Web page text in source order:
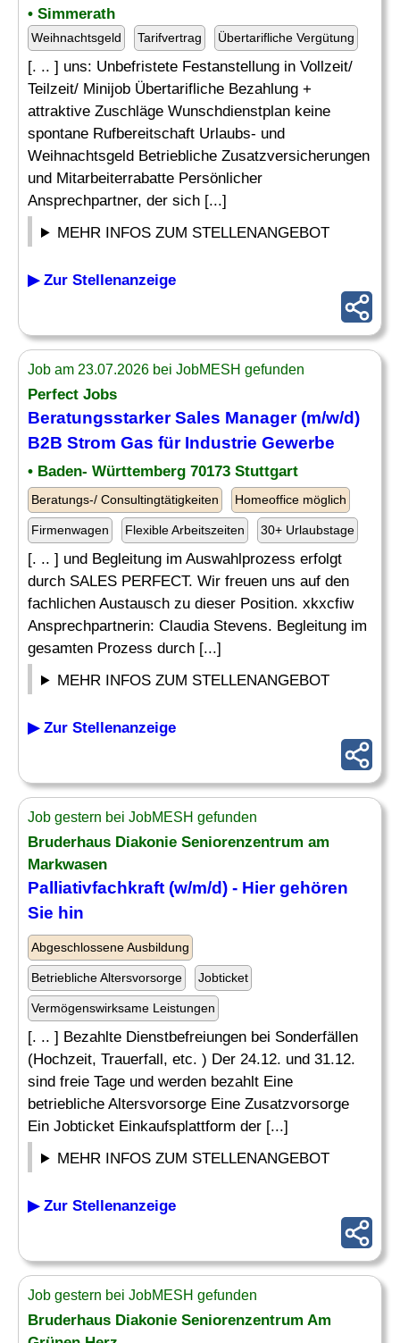
• Simmerath
Weihnachtsgeld Tarifvertrag Übertarifliche Vergütung
[. .. ] uns: Unbefristete Festanstellung in Vollzeit/
Teilzeit/ Minijob Übertarifliche Bezahlung +
attraktive Zuschläge Wunschdienstplan keine
spontane Rufbereitschaft Urlaubs- und
Weihnachtsgeld Betriebliche Zusatzversicherungen
und Mitarbeiterrabatte Persönlicher
Ansprechpartner, der sich [...]
MEHR INFOS ZUM STELLENANGEBOT
▶ Zur Stellenanzeige
Job am 23.07.2026 bei JobMESH gefunden
Perfect Jobs
Beratungsstarker Sales Manager (m/w/d)
B2B Strom Gas für Industrie Gewerbe
• Baden- Württemberg 70173 Stuttgart
Beratungs-/ Consultingtätigkeiten Homeoffice möglich
Firmenwagen Flexible Arbeitszeiten 30+ Urlaubstage
[. .. ] und Begleitung im Auswahlprozess erfolgt
durch SALES PERFECT. Wir freuen uns auf den
fachlichen Austausch zu dieser Position. xkxcfiw
Ansprechpartnerin: Claudia Stevens. Begleitung im
gesamten Prozess durch [...]
MEHR INFOS ZUM STELLENANGEBOT
▶ Zur Stellenanzeige
Job gestern bei JobMESH gefunden
Bruderhaus Diakonie Seniorenzentrum am
Markwasen
Palliativfachkraft (w/m/d) - Hier gehören
Sie hin
Abgeschlossene Ausbildung
Betriebliche Altersvorsorge Jobticket
Vermögenswirksame Leistungen
[. .. ] Bezahlte Dienstbefreiungen bei Sonderfällen
(Hochzeit, Trauerfall, etc. ) Der 24.12. und 31.12.
sind freie Tage und werden bezahlt Eine
betriebliche Altersvorsorge Eine Zusatzvorsorge
Ein Jobticket Einkaufsplattform der [...]
MEHR INFOS ZUM STELLENANGEBOT
▶ Zur Stellenanzeige
Job gestern bei JobMESH gefunden
Bruderhaus Diakonie Seniorenzentrum Am